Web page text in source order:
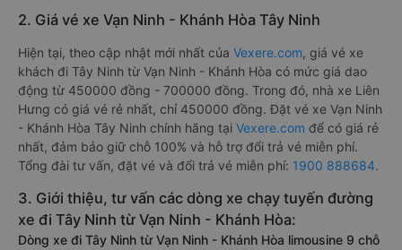
2. Giá vé xe Vạn Ninh - Khánh Hòa Tây Ninh
Hiện tại, theo cập nhật mới nhất của Vexere.com, giá vé xe
khách đi Tây Ninh từ Vạn Ninh - Khánh Hòa có mức giá dao
động từ 450000 đồng - 700000 đồng. Trong đó, nhà xe Liên
Hưng có giá vé rẻ nhất, chỉ 450000 đồng. Đặt vé xe Vạn Ninh
- Khánh Hòa Tây Ninh chính hãng tại Vexere.com để có giá rẻ
nhất, đảm bảo giữ chỗ 100% và hỗ trợ đổi trả vé miễn phí.
Tổng đài tư vấn, đặt vé và đổi trả vé miễn phí: 1900 888684.
3. Giới thiệu, tư vấn các dòng xe chạy tuyến đường
xe đi Tây Ninh từ Vạn Ninh - Khánh Hòa:
Dòng xe đi Tây Ninh từ Vạn Ninh - Khánh Hòa limousine 9 chỗ